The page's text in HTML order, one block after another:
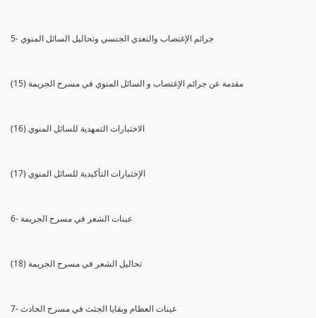
5- جرائم الإغتصاب والتعدي الجنسي وتحاليل السائل المنوي
(15) مقدمة عن جرائم الإغتصاب و السائل المنوي في مسرح الجريمة
(16) الاختبارات التمهدية للسائل المنوي
(17) الإختبارات التأكيدية للسائل المنوي
6- عينات الشعر في مسرح الجريمة
(18) تحاليل الشعر في مسرح الجريمة
7- عينات العظام وبقايا الجثث في مسرح الحادث